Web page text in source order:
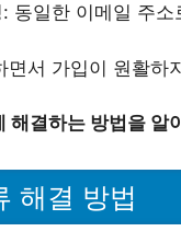
동일한 이메일 주
면서 가입이 원활하
해결하는 방법을 알
해결 방법